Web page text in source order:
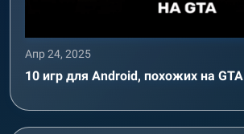
Апр 24, 2025
10 игр для Android, похожих на GTA